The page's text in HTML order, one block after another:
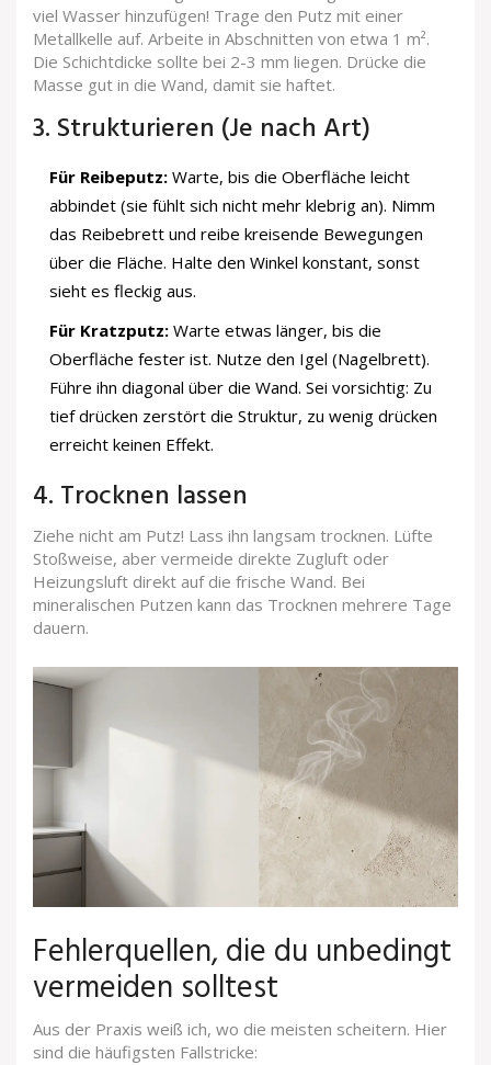
viel Wasser hinzufügen! Trage den Putz mit einer
Metallkelle auf. Arbeite in Abschnitten von etwa 1 m².
Die Schichtdicke sollte bei 2-3 mm liegen. Drücke die
Masse gut in die Wand, damit sie haftet.
3. Strukturieren (Je nach Art)
Für Reibeputz: Warte, bis die Oberfläche leicht
abbindet (sie fühlt sich nicht mehr klebrig an). Nimm
das Reibebrett und reibe kreisende Bewegungen
über die Fläche. Halte den Winkel konstant, sonst
sieht es fleckig aus.
Für Kratzputz: Warte etwas länger, bis die
Oberfläche fester ist. Nutze den Igel (Nagelbrett).
Führe ihn diagonal über die Wand. Sei vorsichtig: Zu
tief drücken zerstört die Struktur, zu wenig drücken
erreicht keinen Effekt.
4. Trocknen lassen
Ziehe nicht am Putz! Lass ihn langsam trocknen. Lüfte
Stoßweise, aber vermeide direkte Zugluft oder
Heizungsluft direkt auf die frische Wand. Bei
mineralischen Putzen kann das Trocknen mehrere Tage
dauern.
Fehlerquellen, die du unbedingt
vermeiden solltest
Aus der Praxis weiß ich, wo die meisten scheitern. Hier
sind die häufigsten Fallstricke: